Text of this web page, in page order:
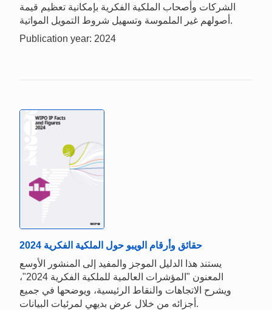
الشركات وأصحاب الملكية الفكرية بإمكانية تعظيم قيمة
أصولهم غير الملموسة وتسهيل شروط التمويل المواتية.
Publication year: 2024
حقائق وأرقام الويبو حول الملكية الفكرية 2024
يستند هذا الدليل الموجز والمفيد إلى المنشور الأوسع
المعنون "المؤشرات العالمية للملكية الفكرية 2024"،
ويشرح الاتجاهات والنقاط الرئيسية، ويوضحها في جميع
أجزائه من خلال عرض بديهي لمرئيات البيانات.